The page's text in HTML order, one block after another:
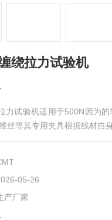
绕拉力试验机
力试验机适用于500N因为的
丝等其专用夹具根据线材自
中产生打滑以及损伤试样的
05-26
产厂家